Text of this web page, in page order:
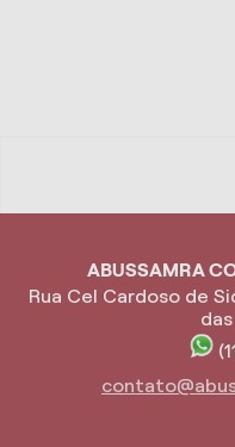
ABUSSAMRA
Rua Cel Cardoso de